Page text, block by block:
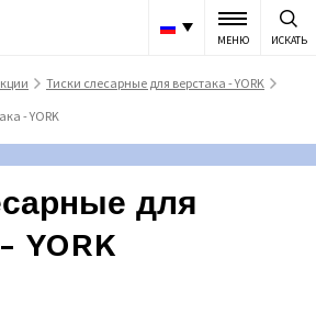
МЕНЮ ИСКАТЬ
>Тиски слесарные для верстака - YORK
- YORK
для
YORK